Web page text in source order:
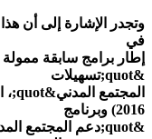
وتجدر الإشارة إلى أن
في
إطار برامج سابقة
&quot;تسهيلات
2016) وبرنامج